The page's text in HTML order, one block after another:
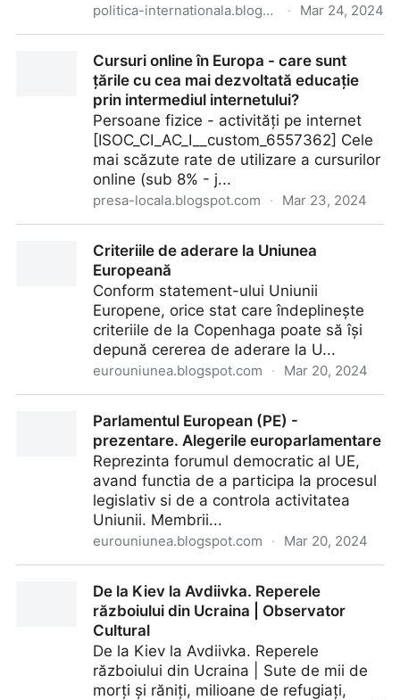
politica-internationala.blogspot.com · Mar 24, 2024
Cursuri online în Europa - care sunt
țările cu cea mai dezvoltată educație
prin intermediul internetului?
Persoane fizice - activități pe internet
[ISOC_CI_AC_I__custom_6557362] Cele
mai scăzute rate de utilizare a cursurilor
online (sub 8% - j...
presa-locala.blogspot.com · Mar 23, 2024
dezvoltată educație prin intermediul internetului?
Criteriile de aderare la Uniunea
Europeană
Conform statement-ului Uniunii
Europene, orice stat care îndeplinește
criteriile de la Copenhaga poate să își
depună cererea de aderare la U...
eurouniunea.blogspot.com · Mar 20, 2024
Parlamentul European (PE) -
prezentare. Alegerile europarlamentare
Reprezinta forumul democratic al UE,
avand functia de a participa la procesul
legislativ si de a controla activitatea
Uniunii. Membrii...
eurouniunea.blogspot.com · Mar 20, 2024
europarlamentareDe la Kiev la Avdiivka. Reperele
războiului din Ucraina | Observator
Cultural
De la Kiev la Avdiivka. Reperele
războiului din Ucraina | Sute de mii de
morți și răniți, milioane de refugiați,